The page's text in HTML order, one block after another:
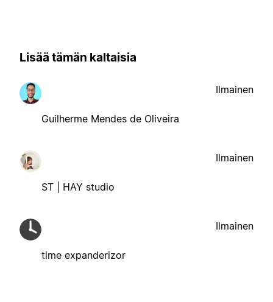
Lisää tämän kaltaisia
Guilherme Mendes de Oliveira
Ilmainen
ST | HAY studio
Ilmainen
time expanderizor
Ilmainen